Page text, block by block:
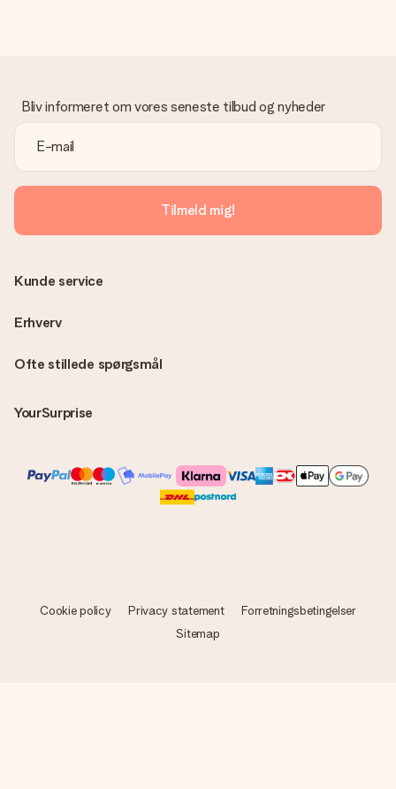
Bliv informeret om vores seneste tilbud og nyheder
Tilmeld mig!
Ofte stillede spørgsmål
YourSurprise
Kunde service
Erhverv
Cookie policy Privacy statement
Forretningsbetingelser
Sitemap